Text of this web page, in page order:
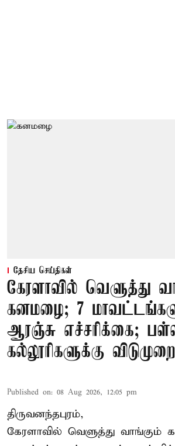
தேசிய செய்திகள்
கேரளாவில் வெளுத்து
கனமழை; 7
ஆரஞ்சு எச்சரிக்கை;
கல்லூரிகளுக்கு விடுமுறை
Published on: 08 Aug 2026, 12:05 pm
திருவனந்தபுரம்,
கேரளாவில் வெளுத்து வாங்கும்